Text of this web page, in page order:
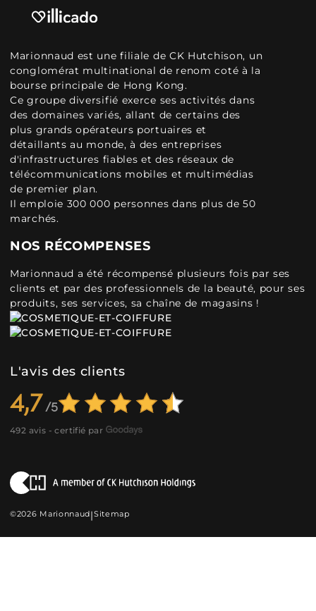
Marionnaud est une filiale de CK Hutchison, un
conglomérat multinational de renom coté à la
bourse principale de Hong Kong.
Ce groupe diversifié exerce ses activités dans
des domaines variés, allant de certains des
plus grands opérateurs portuaires et
détaillants au monde, à des entreprises
d'infrastructures fiables et des réseaux de
télécommunications mobiles et multimédias
de premier plan.
Il emploie 300 000 personnes dans plus de 50
marchés.
NOS RÉCOMPENSES
Marionnaud a été récompensé plusieurs fois par ses
clients et par des professionnels de la beauté, pour ses
produits, ses services, sa chaîne de magasins !
L'avis des clients
4,7
492 avis - certifié par
©2026 Marionnaud|Sitemap